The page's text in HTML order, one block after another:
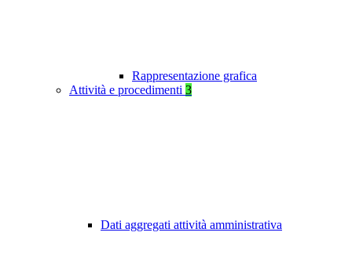
Rappresentazione grafica
Attività e procedimenti 3
Dati aggregati attività amministrativa